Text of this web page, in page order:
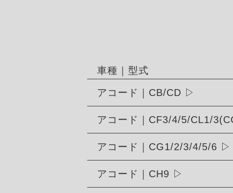
車種｜型式
アコード｜CB/CD
アコード｜CF3/4/5/CL1/
アコード｜CG1/2/3/4/5/6
アコード｜CH9